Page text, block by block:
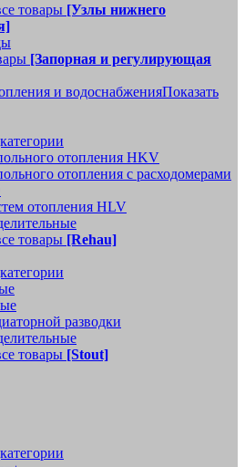
товары [Узлы нижнего
[Запорная и регулирующая
и водоснабженияПоказать
отопления HKV
отопления с расходомерами
отопления HLV
товары [Rehau]
разводки
товары [Stout]